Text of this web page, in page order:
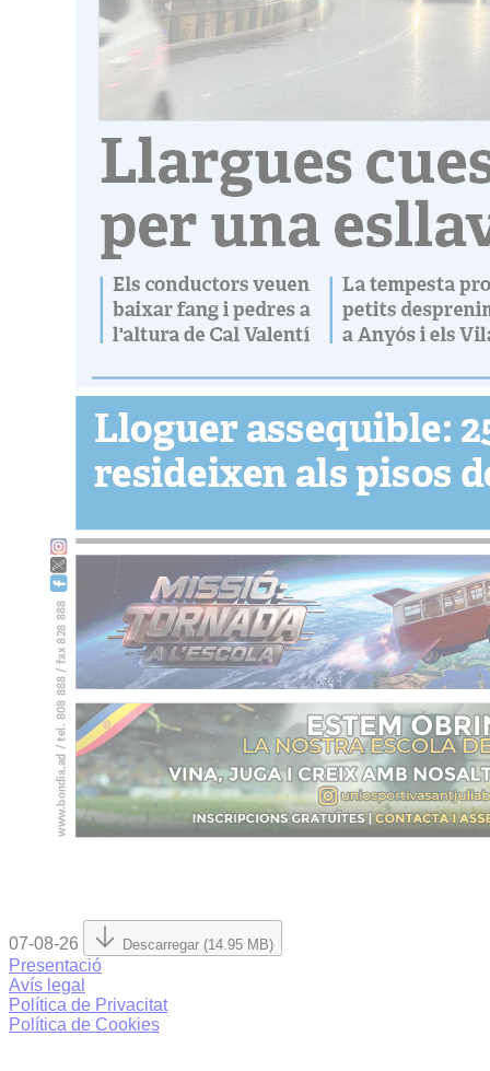
07-08-26 Descarregar (14.95 MB)
Presentació
Avís legal
Política de Privacitat
Política de Cookies